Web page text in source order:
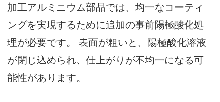
加工アルミニウム部品では、均一なコーティ
ングを実現するために追加の事前陽極酸化処
理が必要です。 表面が粗いと、陽極酸化溶液
が閉じ込められ、仕上がりが不均一になる可
能性があります。